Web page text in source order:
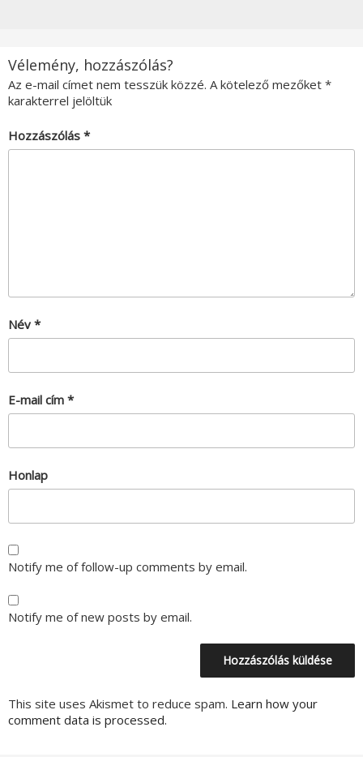
Vélemény, hozzászólás?
Az e-mail címet nem tesszük közzé. A kötelező mezőket *
karakterrel jelöltük
Hozzászólás *
Név *
E-mail cím *
Honlap
Notify me of follow-up comments by email.
Notify me of new posts by email.
This site uses Akismet to reduce spam. Learn how your
comment data is processed.